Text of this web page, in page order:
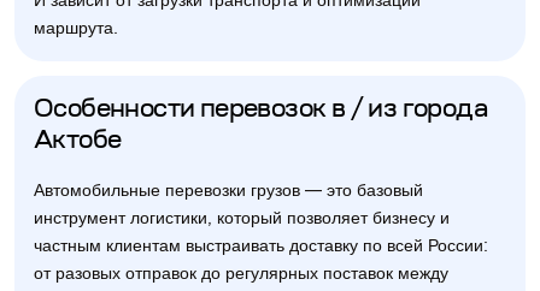
маршрута.
Особенности перевозок в / из города
Актобе
Автомобильные перевозки грузов — это базовый
инструмент логистики, который позволяет бизнесу и
частным клиентам выстраивать доставку по всей России:
от разовых отправок до регулярных поставок между